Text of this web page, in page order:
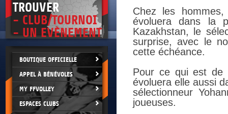
TROUVER
- CLUB/TOURNOI
- UN EVÈNEMENT
BOUTIQUE OFFICIELLE
APPEL À BÉNÉVOLES
MY FFVOLLEY
ESPACES CLUBS
Chez les hommes,
évoluera dans la
Kazakhstan, le
surprise, avec le
cette échéance.
Pour ce qui est de
évoluera elle aussi
sélectionneur
joueuses.